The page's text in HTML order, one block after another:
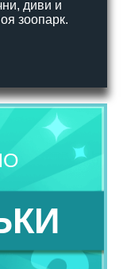
диви и
зоопарк.